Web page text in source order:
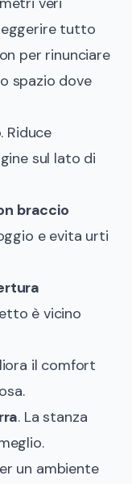
tutto
per rinunciare
spazio dove
. Riduce
sul lato di
braccio
e evita urti
è vicino
il comfort
. La stanza
un ambiente